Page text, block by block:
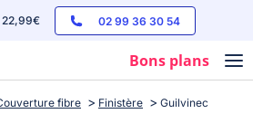
22,99€ 02 99 36 30 54
Bons plans
fibre Finistère Guilvinec